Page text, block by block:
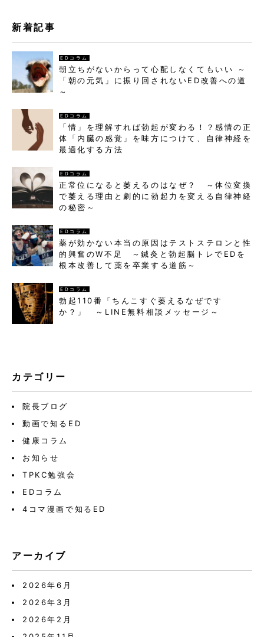
新着記事
EDコラム
朝立ちがないからって心配しなくてもいい ～
「朝の元気」に振り回されないED改善への道
～
EDコラム
「情」を理解すれば勃起が変わる！？感情の正
体「内臓の感覚」を味方につけて、自律神経を
最適化する方法
EDコラム
正常位になると萎えるのはなぜ？ ～体位変換
で萎える理由と劇的に勃起力を変える自律神経
の秘密～
EDコラム
薬が効かない本当の原因はテストステロンと性
的興奮のW不足 ～鍼灸と勃起脳トレでEDを
根本改善して薬を卒業する道筋～
EDコラム
勃起110番「ちんこすぐ萎えるなぜです
か？」 ～LINE無料相談メッセージ～
カテゴリー
院長ブログ
動画で知るED
健康コラム
お知らせ
TPKC勉強会
EDコラム
4コマ漫画で知るED
アーカイブ
2026年6月
2026年3月
2026年2月